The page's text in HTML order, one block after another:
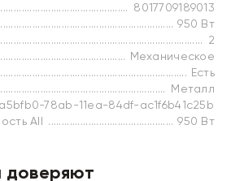
8017709189013
950 Вт
2
Механическое
Есть
Металл
78ab-11ea-84df-ac1f6b41c25b
All
950 Вт
доверяют